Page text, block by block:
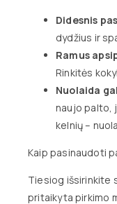
Didesnis
dydžius ir
Ramus
Rinkitės
Nuolaida
naujo palto,
kelnių –
Kaip pasinaudoti
Tiesiog išsirinkite
pritaikyta pirkimo